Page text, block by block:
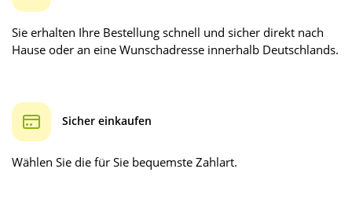
Sie erhalten Ihre Bestellung schnell und sicher direkt nach
Hause oder an eine Wunschadresse innerhalb Deutschlands.
Sicher einkaufen
Wählen Sie die für Sie bequemste Zahlart.